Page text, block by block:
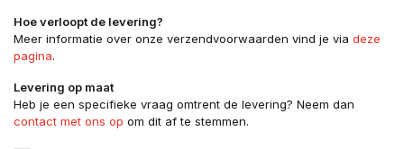
Hoe verloopt de levering?
Meer informatie over onze verzendvoorwaarden vind je via deze
pagina.
Levering op maat
Heb je een specifieke vraag omtrent de levering? Neem dan
contact met ons op om dit af te stemmen.